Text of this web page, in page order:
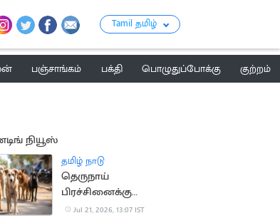
Tamil தமிழ்
பஞ்சாங்கம் பக்தி பொழுதுப்போக்கு
குற்றம்
நியூஸ்
தமிழ் நாடு
தெருநாய்
பிரச்சினைக்கு
நடவடிக்கை எடுத்ததாக
Jul 21, 2026, 13:07 IST